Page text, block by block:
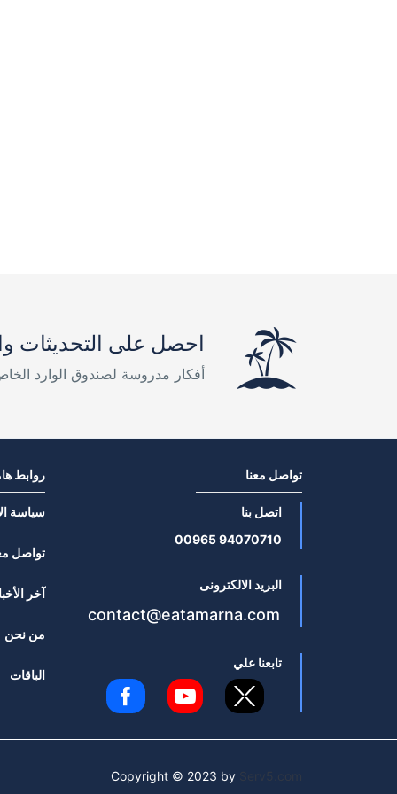
احصل على التحديثات
أفكار مدروسة لصندوق الوارد
تواصل معنا
اتصل بنا
94070710 00965
البريد الالكترونى
contact@eatamarna.com
تابعنا علي
روابط
سياسة
تواصل
آخر
من نحن
الباقات
Copyright © 2023 by